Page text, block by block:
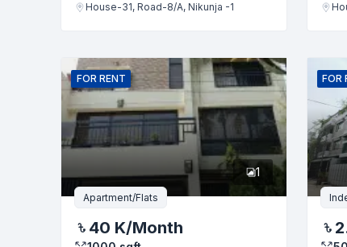
House-31, Road-8/A, Nikunja -1
FOR RENT
1
Apartment/Flats
40 K/Month
FOR